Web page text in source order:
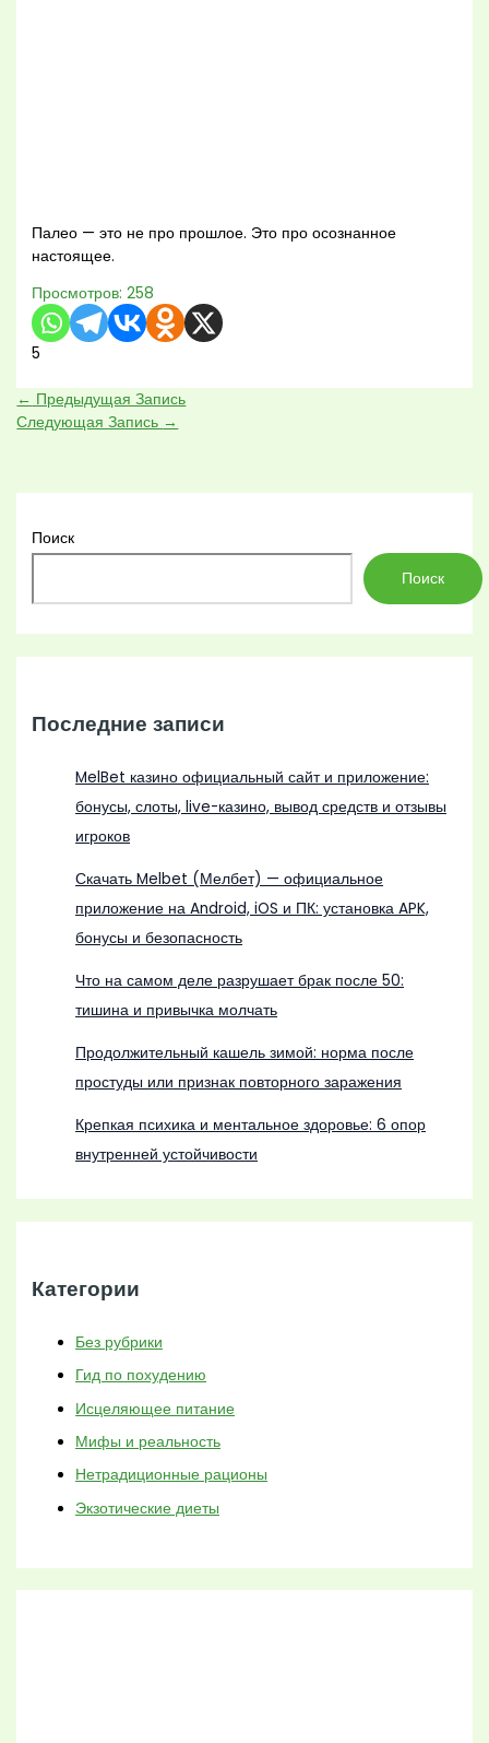
Палео — это не про прошлое. Это про осознанное
настоящее.
Просмотров: 258
5
← Предыдущая Запись
Следующая Запись →
Поиск
Поиск
Последние записи
MelBet казино официальный сайт и приложение:
бонусы, слоты, live-казино, вывод средств и отзывы
игроков
Скачать Melbet (Мелбет) — официальное
приложение на Android, iOS и ПК: установка APK,
бонусы и безопасность
Что на самом деле разрушает брак после 50:
тишина и привычка молчать
Продолжительный кашель зимой: норма после
простуды или признак повторного заражения
Крепкая психика и ментальное здоровье: 6 опор
внутренней устойчивости
Категории
Без рубрики
Гид по похудению
Исцеляющее питание
Мифы и реальность
Нетрадиционные рационы
Экзотические диеты